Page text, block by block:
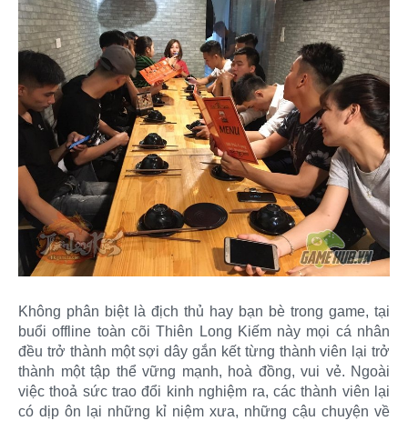
Không phân biệt là địch thủ hay bạn bè trong game, tại
buổi offline toàn cõi Thiên Long Kiếm này mọi cá nhân
đều trở thành một sợi dây gắn kết từng thành viên lại trở
thành một tập thể vững mạnh, hoà đồng, vui vẻ. Ngoài
việc thoả sức trao đổi kinh nghiệm ra, các thành viên lại
có dịp ôn lại những kỉ niệm xưa, những cậu chuyện về